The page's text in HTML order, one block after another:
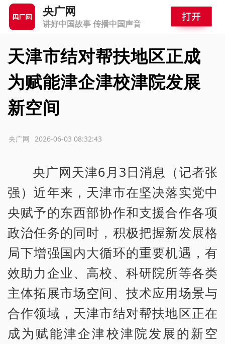
央广网
讲好中国故事 传播中国声音
天津市结对帮扶地区正成
为赋能津企津校津院发展
新空间
2026-06-03 08:32:43
央广网
央广网天津6月3日消息（记者张
强）近年来，天津市在坚决落实党中
央赋予的东西部协作和支援合作各项
政治任务的同时，积极把握新发展格
局下增强国内大循环的重要机遇，有
效助力企业、高校、科研院所等各类
主体拓展市场空间、技术应用场景与
合作领域，天津市结对帮扶地区正在
成为赋能津企津校津院发展的新空